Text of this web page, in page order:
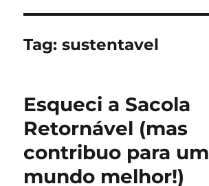
Tag:sustentavel
Esqueci a Sacola
Retornável (mas
contribuo para um
mundo melhor!)